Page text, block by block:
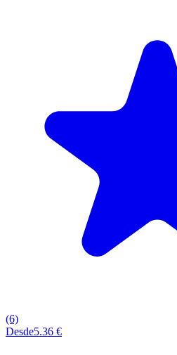
(6)
Desde5.36 €